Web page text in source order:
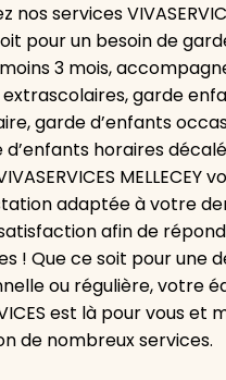
nos services
pour un besoin de
3 mois,
garde
garde d’enfants
d’enfants horaires
MELLECEY
adaptée à votre
afin de
! Que ce soit pour une
ou régulière, votre
est là pour vous et
de nombreux services.